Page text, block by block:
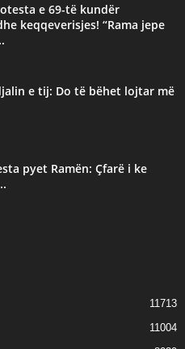
e 69-të kundër
keqqeverisjes! “Rama jepe
e tij: Do të bëhet lojtar më
pyet Ramën: Çfarë i ke
11713
11004